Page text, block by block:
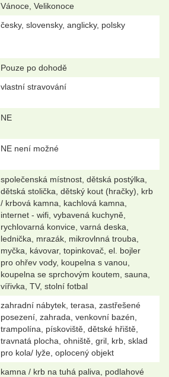
Vánoce, Velikonoce
česky, slovensky, anglicky, polsky
Pouze po dohodě
vlastní stravování
NE
NE není možné
společenská místnost, dětská postýlka,
dětská stolička, dětský kout (hračky), krb
/ krbová kamna, kachlová kamna,
internet - wifi, vybavená kuchyně,
rychlovarná konvice, varná deska,
lednička, mrazák, mikrovlnná trouba,
myčka, kávovar, topinkovač, el. bojler
pro ohřev vody, koupelna s vanou,
koupelna se sprchovým koutem, sauna,
vířivka, TV, stolní fotbal
zahradní nábytek, terasa, zastřešené
posezení, zahrada, venkovní bazén,
trampolína, pískoviště, dětské hřiště,
travnatá plocha, ohniště, gril, krb, sklad
pro kola/ lyže, oplocený objekt
kamna / krb na tuhá paliva, podlahové